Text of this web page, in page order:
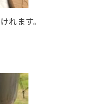
れます。